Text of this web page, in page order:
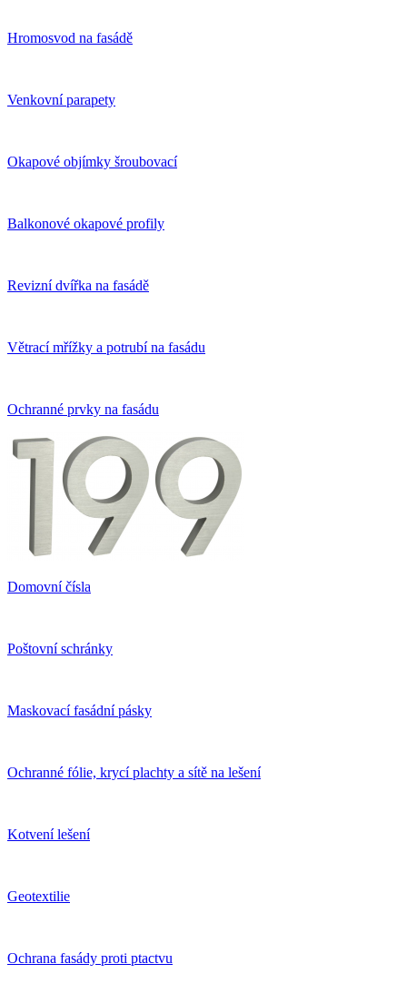
Hromosvod na fasádě
Venkovní parapety
Okapové objímky šroubovací
Balkonové okapové profily
Revizní dvířka na fasádě
Větrací mřížky a potrubí na fasádu
Ochranné prvky na fasádu
Domovní čísla
Poštovní schránky
Maskovací fasádní pásky
Ochranné fólie, krycí plachty a sítě na lešení
Kotvení lešení
Geotextilie
Ochrana fasády proti ptactvu